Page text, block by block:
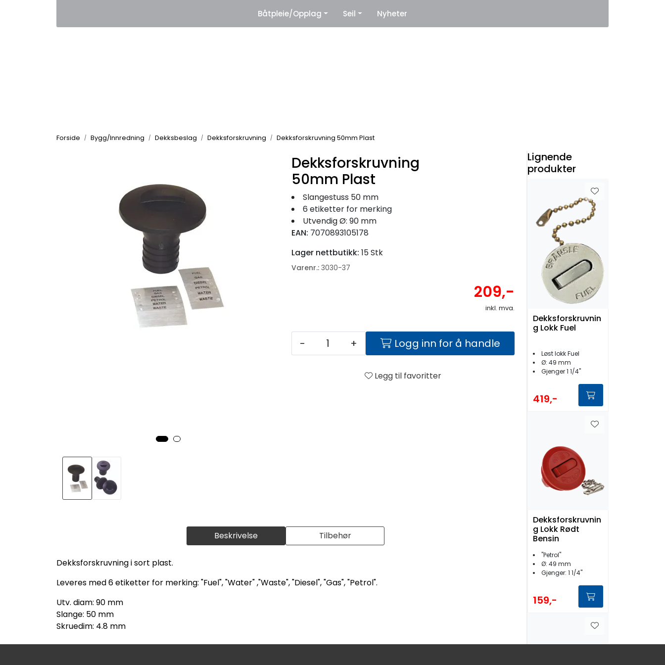
Leverandører
Båtpleie/Opplag Seil Nyheter
Forside Bygg/Innredning Dekksbeslag Dekksforskruvning Dekksforskruvning 50mm Plast
Beskrivelse Tilbehør
Dekksforskruvning i sort plast.
Leveres med 6 etiketter for merking: "Fuel", "Water" ,"Waste", "Diesel", "Gas", "Petrol".
Utv. diam: 90 mm
Slange: 50 mm
Skruedim: 4.8 mm
Dekksforskruvning
50mm Plast
Slangestuss 50 mm
6 etiketter for merking
Utvendig Ø: 90 mm
EAN: 7070893105178
Lager nettbutikk: 15 Stk
Varenr.: 3030-37
209,-
inkl. mva.
- + Logg inn for å handle
Legg til favoritter
Lignende
produkter
Dekksforskruvnin
g Lokk Fuel
Løst lokk Fuel
Ø: 49 mm
Gjenger 1 1/4''
419,-
Dekksforskruvnin
g Lokk Rødt
Bensin
''Petrol''
Ø: 49 mm
Gjenger: 1 1/4''
159,-